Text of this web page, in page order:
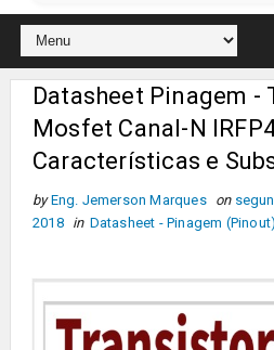
Datasheet Pinagem -
Mosfet Canal-N
Características e
by Eng. Jemerson Marques on
2018
in Datasheet - Pinagem (Pinout)